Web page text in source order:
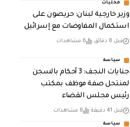
محليات
وزير خارجية لبنان: حريصون على
استكمال المفاوضات مع إسرائيل
قبل 8 دقائق 6 مشاهدات
سياسة
جنايات النجف: 3 أحكام بالسجن
لمنتحل صفة موظف بمكتب
رئيس مجلس القضاء
قبل 41 دقيقة 8 مشاهدات
سياسة